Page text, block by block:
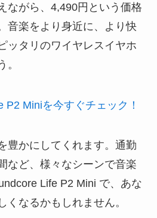
ながら、4,490円という価格
音楽をより身近に、より快
ッタリのワイヤレスイヤホ
。
P2 Miniを今すぐチェック！
豊かにしてくれます。通勤
など、様々なシーンで音楽
Life P2 Mini で、あな
くなるかもしれません。